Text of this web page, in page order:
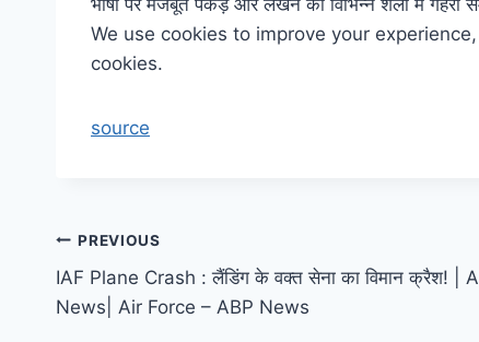
भाषा पर मजबूत पकड़ और लेखन की विभिन्न शैली में
We use cookies to improve your
cookies.
source
Post
navigation
PREVIOUS
IAF Plane Crash : लैंडिंग के वक्त सेना का विमान क्रैश!
News| Air Force – ABP News